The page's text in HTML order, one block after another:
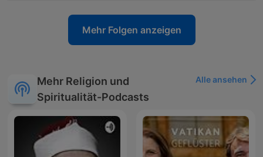
Mehr Folgen anzeigen
Mehr Religion und
Spiritualität-Podcasts
Alle ansehen